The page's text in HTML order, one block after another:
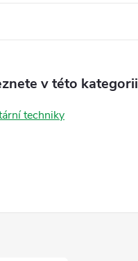
v této kategorii
techniky